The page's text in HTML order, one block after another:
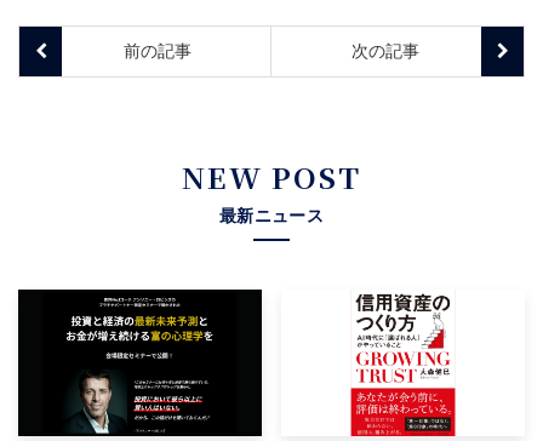
NEW POST
最新ニュース